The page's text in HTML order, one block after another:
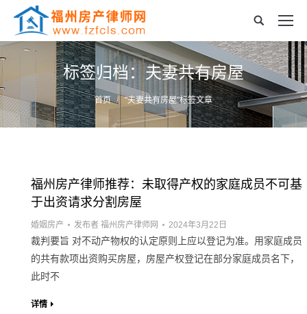
标签归档： 夫妻共有房屋
您的位置： 首页 "夫妻共有房屋"标签文章
福州房产律师推荐：未取得产权的家庭成员不可基
于出资请求分割房屋
婚姻房产 发布者 福州房产律师网 2024年3月22日
裁判要旨 对不动产物权的认定原则上应以登记为准。用家庭成员
的共有款项出资购买房屋，房屋产权登记在部分家庭成员名下，
此时不
详情